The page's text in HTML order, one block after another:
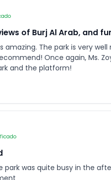
of Burj Al Arab, and
amazing. The park is very
customer support. Highly
and the platform!
was quite busy in the